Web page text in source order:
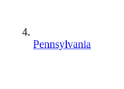
Pennsylvania